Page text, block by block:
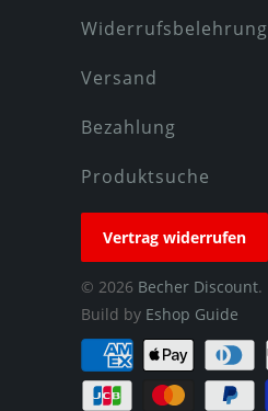
Widerrufsbelehrung
Versand
Bezahlung
Produktsuche
Vertrag widerrufen
© 2026 Becher Discount.
Build by Eshop Guide